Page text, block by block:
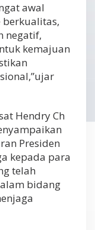
awal
berkualitas,
negatif,
kemajuan
Hendry Ch
Presiden
kepada para
telah
bidang